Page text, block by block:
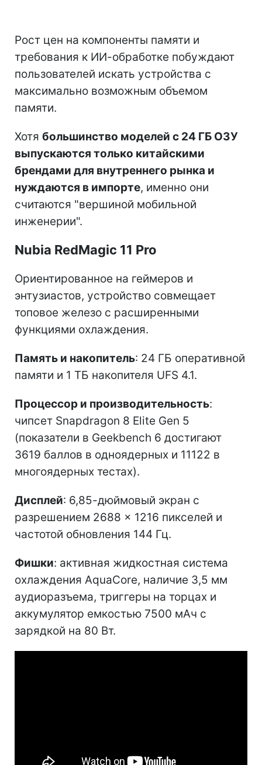
Рост цен на компоненты памяти и
требования к ИИ-обработке побуждают
пользователей искать устройства с
максимально возможным объемом
памяти.
Хотя большинство моделей с 24 ГБ ОЗУ
выпускаются только китайскими
брендами для внутреннего рынка и
нуждаются в импорте, именно они
считаются "вершиной мобильной
инженерии".
Nubia RedMagic 11 Pro
Ориентированное на геймеров и
энтузиастов, устройство совмещает
топовое железо с расширенными
функциями охлаждения.
Память и накопитель: 24 ГБ оперативной
памяти и 1 ТБ накопителя UFS 4.1.
Процессор и производительность:
чипсет Snapdragon 8 Elite Gen 5
(показатели в Geekbench 6 достигают
3619 баллов в одноядерных и 11122 в
многоядерных тестах).
Дисплей: 6,85-дюймовый экран с
разрешением 2688 × 1216 пикселей и
частотой обновления 144 Гц.
Фишки: активная жидкостная система
охлаждения AquaCore, наличие 3,5 мм
аудиоразъема, триггеры на торцах и
аккумулятор емкостью 7500 мАч с
зарядкой на 80 Вт.